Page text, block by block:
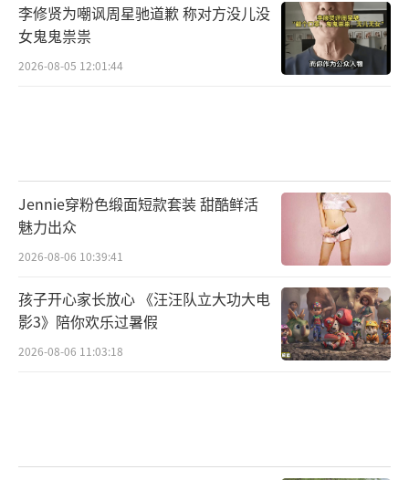
李修贤为嘲讽周星驰道歉 称对方没儿没
女鬼鬼祟祟
2026-08-05 12:01:44
Jennie穿粉色缎面短款套装 甜酷鲜活
魅力出众
2026-08-06 10:39:41
孩子开心家长放心 《汪汪队立大功大电
影3》陪你欢乐过暑假
2026-08-06 11:03:18